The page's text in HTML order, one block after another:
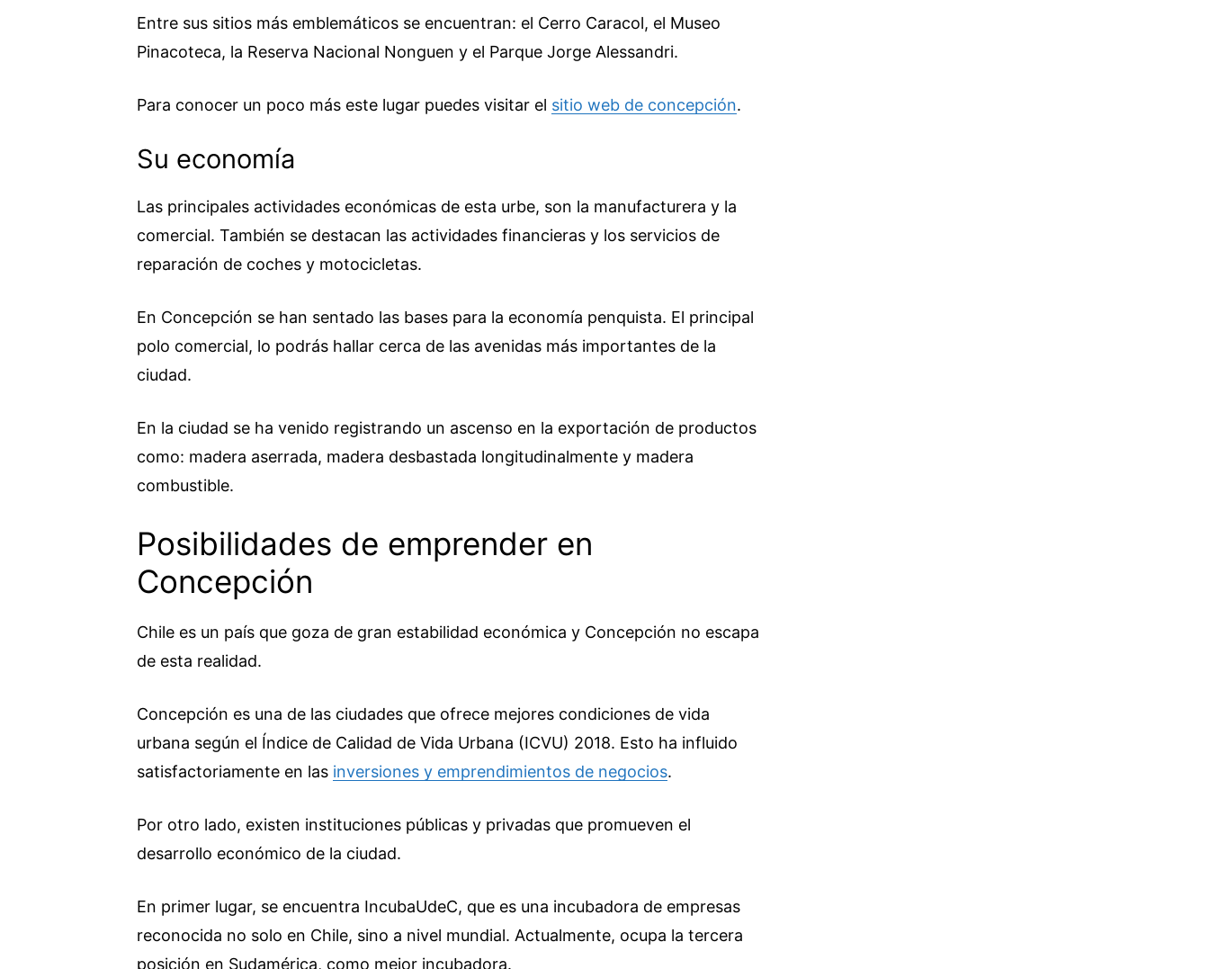
Entre sus sitios más emblemáticos se encuentran: el Cerro Caracol, el Museo
Pinacoteca, la Reserva Nacional Nonguen y el Parque Jorge Alessandri.
Para conocer un poco más este lugar puedes visitar el sitio web de concepción.
Su economía
Las principales actividades económicas de esta urbe, son la manufacturera y la
comercial. También se destacan las actividades financieras y los servicios de
reparación de coches y motocicletas.
En Concepción se han sentado las bases para la economía penquista. El principal
polo comercial, lo podrás hallar cerca de las avenidas más importantes de la
ciudad.
En la ciudad se ha venido registrando un ascenso en la exportación de productos
como: madera aserrada, madera desbastada longitudinalmente y madera
combustible.
Posibilidades de emprender en
Concepción
Chile es un país que goza de gran estabilidad económica y Concepción no escapa
de esta realidad.
Concepción es una de las ciudades que ofrece mejores condiciones de vida
urbana según el Índice de Calidad de Vida Urbana (ICVU) 2018. Esto ha influido
satisfactoriamente en las inversiones y emprendimientos de negocios.
Por otro lado, existen instituciones públicas y privadas que promueven el
desarrollo económico de la ciudad.
En primer lugar, se encuentra IncubaUdeC, que es una incubadora de empresas
reconocida no solo en Chile, sino a nivel mundial. Actualmente, ocupa la tercera
posición en Sudamérica, como mejor incubadora.